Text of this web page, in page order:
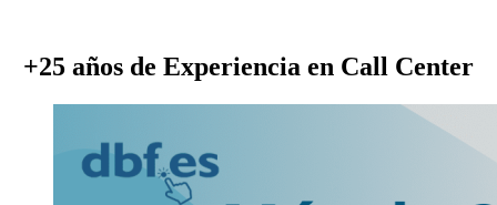
+25 años de Experiencia en Call Center